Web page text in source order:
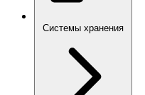
Системы хранения